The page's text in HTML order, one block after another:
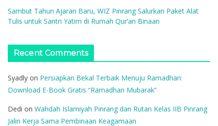
Sambut Tahun Ajaran Baru, WIZ Pinrang Salurkan Paket Alat
Tulis untuk Santri Yatim di Rumah Qur’an Binaan
Recent Comments
Syadly on Persiapkan Bekal Terbaik Menuju Ramadhan:
Download E-Book Gratis “Ramadhan Mubarak”
Dedi on Wahdah Islamiyah Pinrang dan Rutan Kelas IIB Pinrang
Jalin Kerja Sama Pembinaan Keagamaan